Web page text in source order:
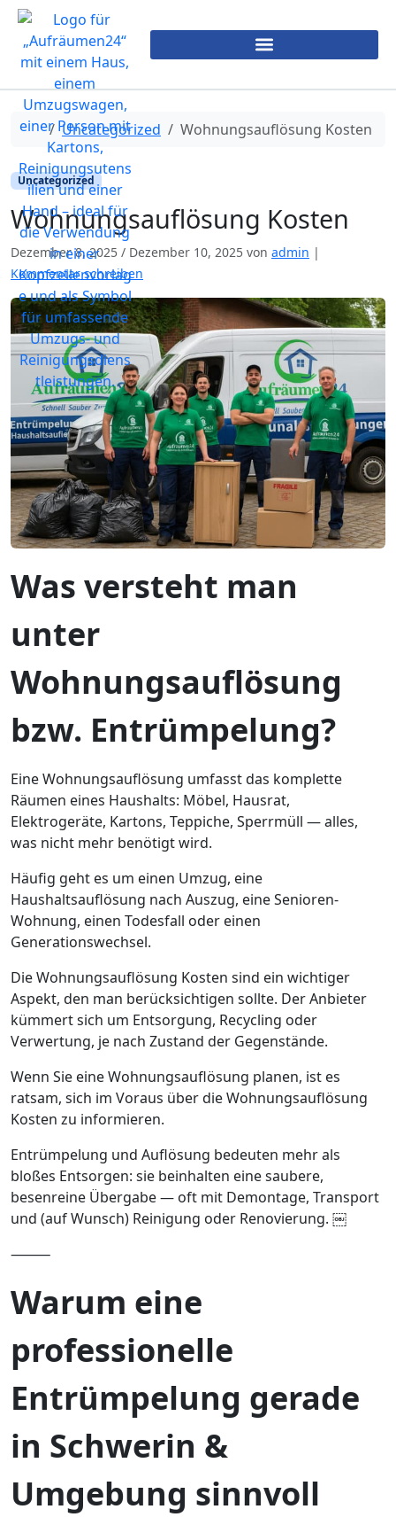
StartUncategorized Wohnungsauflösung Kosten
Uncategorized
Wohnungsauflösung Kosten
Dezember 8, 2025 / Dezember 10, 2025 von admin |
Kommentar schreiben
Was versteht man
unter
Wohnungsauflösung
bzw. Entrümpelung?
Eine Wohnungsauflösung umfasst das komplette
Räumen eines Haushalts: Möbel, Hausrat,
Elektrogeräte, Kartons, Teppiche, Sperrmüll — alles,
was nicht mehr benötigt wird.
Häufig geht es um einen Umzug, eine
Haushaltsauflösung nach Auszug, eine Senioren-
Wohnung, einen Todesfall oder einen
Generationswechsel.
Die Wohnungsauflösung Kosten sind ein wichtiger
Aspekt, den man berücksichtigen sollte. Der Anbieter
kümmert sich um Entsorgung, Recycling oder
Verwertung, je nach Zustand der Gegenstände.
Wenn Sie eine Wohnungsauflösung planen, ist es
ratsam, sich im Voraus über die Wohnungsauflösung
Kosten zu informieren.
Entrümpelung und Auflösung bedeuten mehr als
bloßes Entsorgen: sie beinhalten eine saubere,
besenreine Übergabe — oft mit Demontage, Transport
und (auf Wunsch) Reinigung oder Renovierung. ￼
⸻
Warum eine
professionelle
Entrümpelung gerade
in Schwerin &
Umgebung sinnvoll